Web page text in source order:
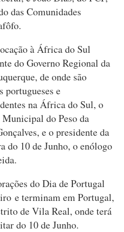
das Comunidades
à África do Sul
do Governo Regional da
de onde são
e
na África do Sul, o
do Peso da
e o presidente da
do 10 de Junho, o enólogo
do Dia de Portugal
e terminam em Portugal,
de Vila Real, onde terá
do 10 de Junho.